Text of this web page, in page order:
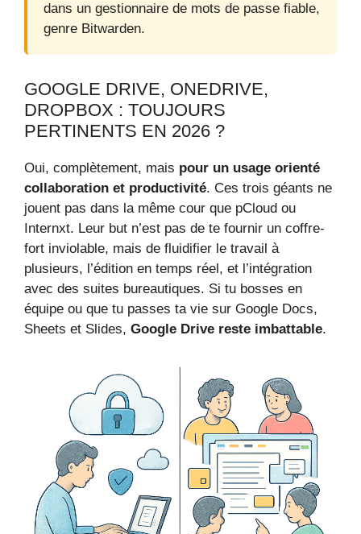
dans un gestionnaire de mots de passe fiable,
genre Bitwarden.
GOOGLE DRIVE, ONEDRIVE,
DROPBOX : TOUJOURS
PERTINENTS EN 2026 ?
Oui, complètement, mais pour un usage orienté
collaboration et productivité. Ces trois géants ne
jouent pas dans la même cour que pCloud ou
Internxt. Leur but n’est pas de te fournir un coffre-
fort inviolable, mais de fluidifier le travail à
plusieurs, l’édition en temps réel, et l’intégration
avec des suites bureautiques. Si tu bosses en
équipe ou que tu passes ta vie sur Google Docs,
Sheets et Slides, Google Drive reste imbattable.